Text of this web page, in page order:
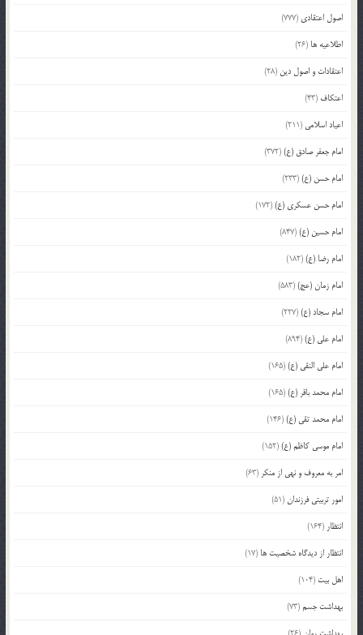
اصول اعتقادی (777)
اطلاعیه ها (26)
اعتقادات و اصول دین (28)
اعتکاف (43)
اعیاد اسلامی (211)
امام جعفر صادق (ع)(372)
امام حسن (ع)(233)
امام حسن عسکری (ع)(172)
امام حسین (ع)(847)
امام رضا (ع)(182)
امام زمان (عج)(583)
امام سجاد (ع)(227)
امام علی (ع)(894)
امام علی النقی (ع)(165)
امام محمد باقر (ع)(165)
امام محمد تقی (ع)(146)
امام موسی کاظم (ع)(152)
امر به معروف و نهی از منکر (63)
امور تربیتی فرزندان(51)
انتظار (164)
انتظار از دیدگاه شخصیت ها (17)
اهل بیت (104)
بهداشت جسم(73)